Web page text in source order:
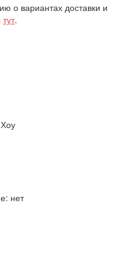
о вариантах доставки и
тут.
нет